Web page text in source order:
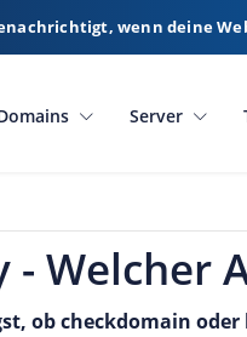
wenn deine
Server
Welcher
ob checkdomain